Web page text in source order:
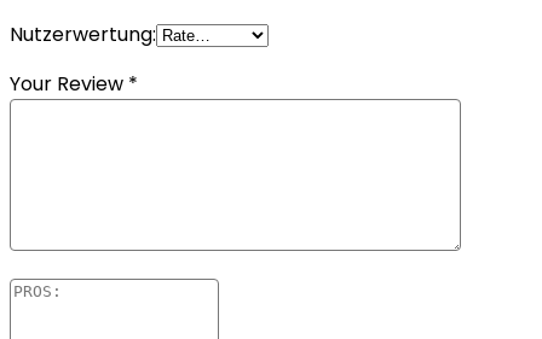
Nutzerwertung:
Your Review *